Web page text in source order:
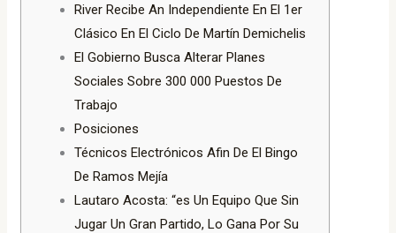
River Recibe An Independiente En El 1er
Clásico En El Ciclo De Martín Demichelis
El Gobierno Busca Alterar Planes
Sociales Sobre 300 000 Puestos De
Trabajo
Posiciones
Técnicos Electrónicos Afin De El Bingo
De Ramos Mejía
Lautaro Acosta: “es Un Equipo Que Sin
Jugar Un Gran Partido, Lo Gana Por Su